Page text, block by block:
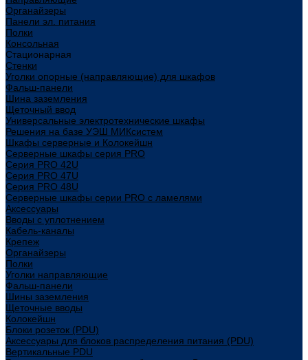
Органайзеры
Панели эл. питания
Полки
Консольная
Стационарная
Стенки
Уголки опорные (направляющие) для шкафов
Фальш-панели
Шина заземления
Щеточный ввод
Универсальные электротехнические шкафы
Решения на базе УЭШ МИКсистем
Шкафы серверные и Колокейшн
Серверные шкафы серия PRO
Серия PRO 42U
Серия PRO 47U
Серия PRO 48U
Серверные шкафы серии PRO с ламелями
Аксессуары
Вводы с уплотнением
Кабель-каналы
Крепеж
Органайзеры
Полки
Уголки направляющие
Фальш-панели
Шины заземления
Щеточные вводы
Колокейшн
Блоки розеток (PDU)
Аксессуары для блоков распределения питания (PDU)
Вертикальные PDU